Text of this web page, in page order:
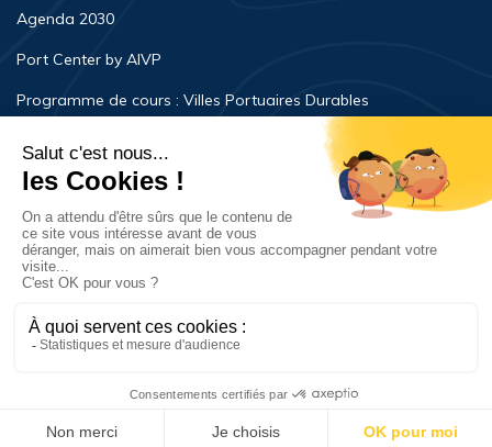
Agenda 2030
Port Center by AIVP
Programme de cours : Villes Portuaires Durables
Newsroom
Événements
FAQ
Mentions légales Politique de confidentialité
© Copyright 2023